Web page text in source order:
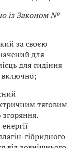
із Законом№
за своєю
для
для сидіння
включно;
тяговим
гібридного